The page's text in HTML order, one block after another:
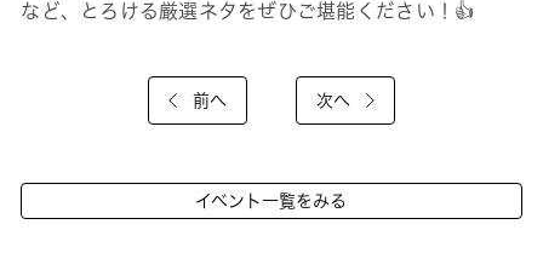
など、とろける厳選ネタをぜひご堪能ください！👍
前へ 次へ
イベント一覧をみる